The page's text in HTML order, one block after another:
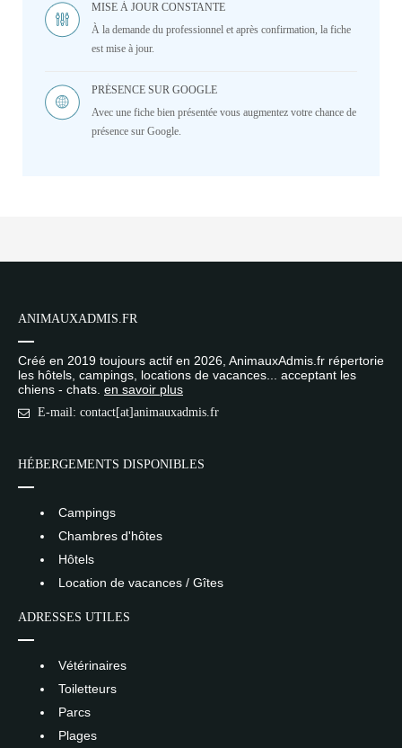
MISE À JOUR CONSTANTE
À la demande du professionnel et après confirmation, la fiche
est mise à jour.
PRÉSENCE SUR GOOGLE
Avec une fiche bien présentée vous augmentez votre chance de
présence sur Google.
ANIMAUXADMIS.FR
Créé en 2019 toujours actif en 2026, AnimauxAdmis.fr répertorie
les hôtels, campings, locations de vacances... acceptant les
chiens - chats. en savoir plus
E-mail: contact[at]animauxadmis.fr
HÉBERGEMENTS DISPONIBLES
Campings
Chambres d'hôtes
Hôtels
Location de vacances / Gîtes
ADRESSES UTILES
Vétérinaires
Toiletteurs
Parcs
Plages